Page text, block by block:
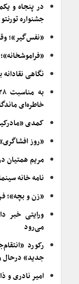
در پنجاه و
جشنواره تورنتو
«نفس‌گیر»؛
نگاهی
خاطره‌ای
کمدی
«روز
مریم همتیان
نامه خانه
«زن و بچه»؛
ورایتی خبر
می‌رود
رکورد
جدید» درحال
امیر نادری و